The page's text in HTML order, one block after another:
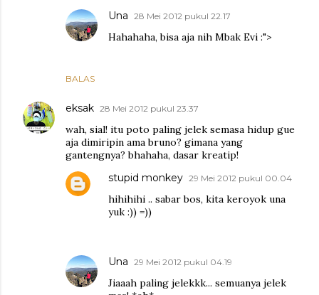
BALAS
Una 28 Mei 2012 pukul 22.17
Hahahaha, bisa aja nih Mbak Evi :">
eksak 28 Mei 2012 pukul 23.37
wah, sial! itu poto paling jelek semasa hidup gue
aja dimiripin ama bruno? gimana yang
gantengnya? bhahaha, dasar kreatip!
stupid monkey 29 Mei 2012 pukul 00.04
hihihihi .. sabar bos, kita keroyok una
yuk :)) =))
Una 29 Mei 2012 pukul 04.19
Jiaaah paling jelekkk... semuanya jelek